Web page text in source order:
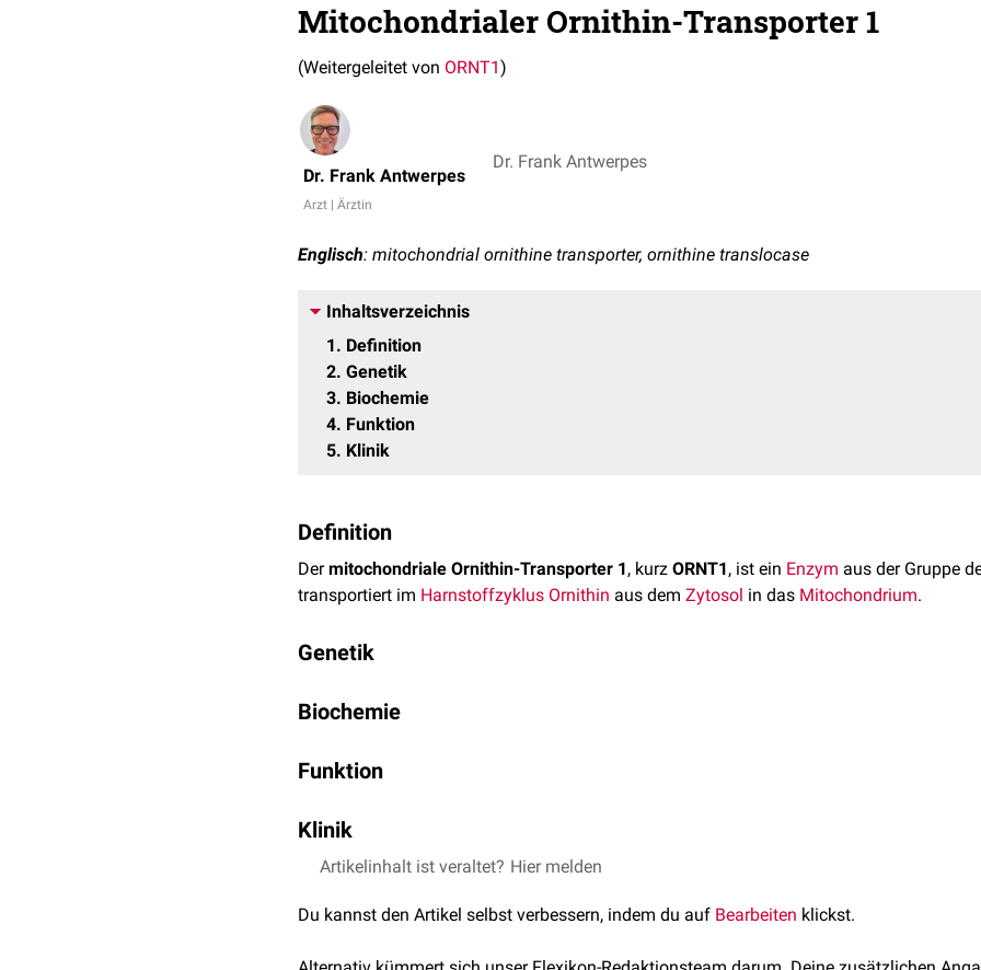
Mitochondrialer Ornithin-Transporter 1
(Weitergeleitet von ORNT1)
Dr. Frank Antwerpes
Arzt | Ärztin
Dr. Frank Antwerpes
Englisch: mitochondrial ornithine transporter, ornithine translocase
Inhaltsverzeichnis
1
Definition
2 Genetik
3 Biochemie
4 Funktion
5 Klinik
Definition
Dermitochondriale Ornithin-Transporter 1, kurz ORNT1, ist ein Enzym aus der Gruppe
transportiert im Harnstoffzyklus Ornithin aus dem Zytosol in das Mitochondrium.
Genetik
Genlokus13q14.11 kodiert.
Biochemie
Funktion
gegenCitrullin
Klinik
Mutationendes SLC25A15-Gens führen zu einer Störung des
Artikelinhalt ist veraltet? Hier melden
Du kannst den Artikel selbst verbessern, indem du auf Bearbeiten klickst.